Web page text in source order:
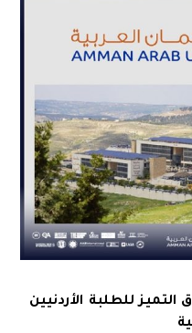
للطلبة الأردنيين